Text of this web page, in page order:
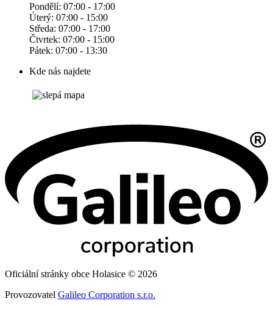
Pondělí: 07:00 - 17:00
Úterý: 07:00 - 15:00
Středa: 07:00 - 17:00
Čtvrtek: 07:00 - 15:00
Pátek: 07:00 - 13:30
Kde nás najdete
Oficiální stránky obce Holasice © 2026
Provozovatel Galileo Corporation s.r.o.